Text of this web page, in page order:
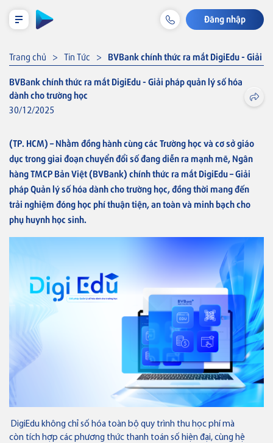
Cá nhân
Tài khoản & Dịch vụ
Thẻ
Ngân hàng số
Tiền gửi
Tín dụng
Dành cho Cá nhân
Điểm giao dịch & ATM
Đăng nhập
Trang chủ Tin Tức BVBank chính thức ra mắt DigiEdu - Giải
BVBank chính thức ra mắt DigiEdu - Giải pháp quản lý số hóa
dành cho trường học
30/12/2025
(TP. HCM) – Nhằm đồng hành cùng các Trường học và cơ sở giáo
dục trong giai đoạnchuyển đổi số đang diễn ra mạnh mẽ, Ngân
hàng TMCP Bản Việt (BVBank) chính thức ra mắt DigiEdu – Giải
phápQuản lý số hóa dành cho trường học, đồng thời mang đến
trải nghiệm đóng học phí thuận tiện, an toàn và minh bạch cho
phụ huynh học sinh.
DigiEdu không chỉ số hóa toàn bộ quy trình thu học phí mà
còn tích hợp các phương thức thanh toán số hiện đại, cùng hệ